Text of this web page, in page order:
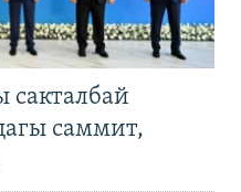
сакталбай
саммит,